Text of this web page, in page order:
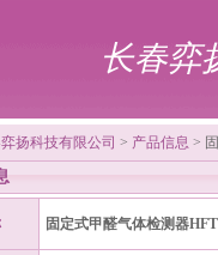
长春弈
扬科技有限公司 > 产品信息 >
固定式甲醛气体检测器